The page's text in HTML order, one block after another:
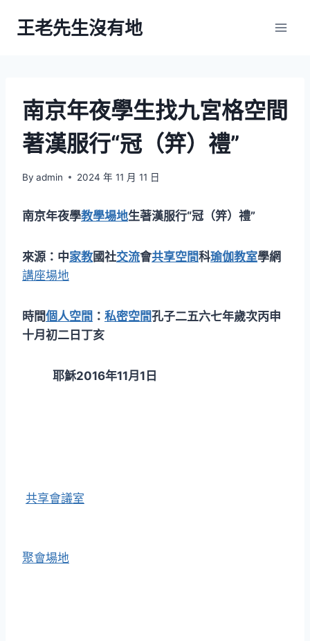
王老先生沒有地
南京年夜學生找九宮格空間
著漢服行“冠（笄）禮”
By admin 2024 年 11 月 11 日
南京年夜學教學場地生著漢服行“冠（笄）禮”
來源：中家教國社交流會共享空間科瑜伽教室學網
講座場地
時間個人空間 ： 私密空間孔子二五六七年歲次丙申
十月初二日丁亥
耶穌2016年11月1日
共享會議室
聚會場地